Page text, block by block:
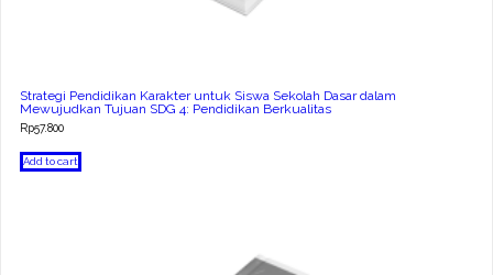
Strategi Pendidikan Karakter untuk Siswa Sekolah Dasar dalam
Mewujudkan Tujuan SDG 4: Pendidikan Berkualitas
Rp57.800
Add to cart